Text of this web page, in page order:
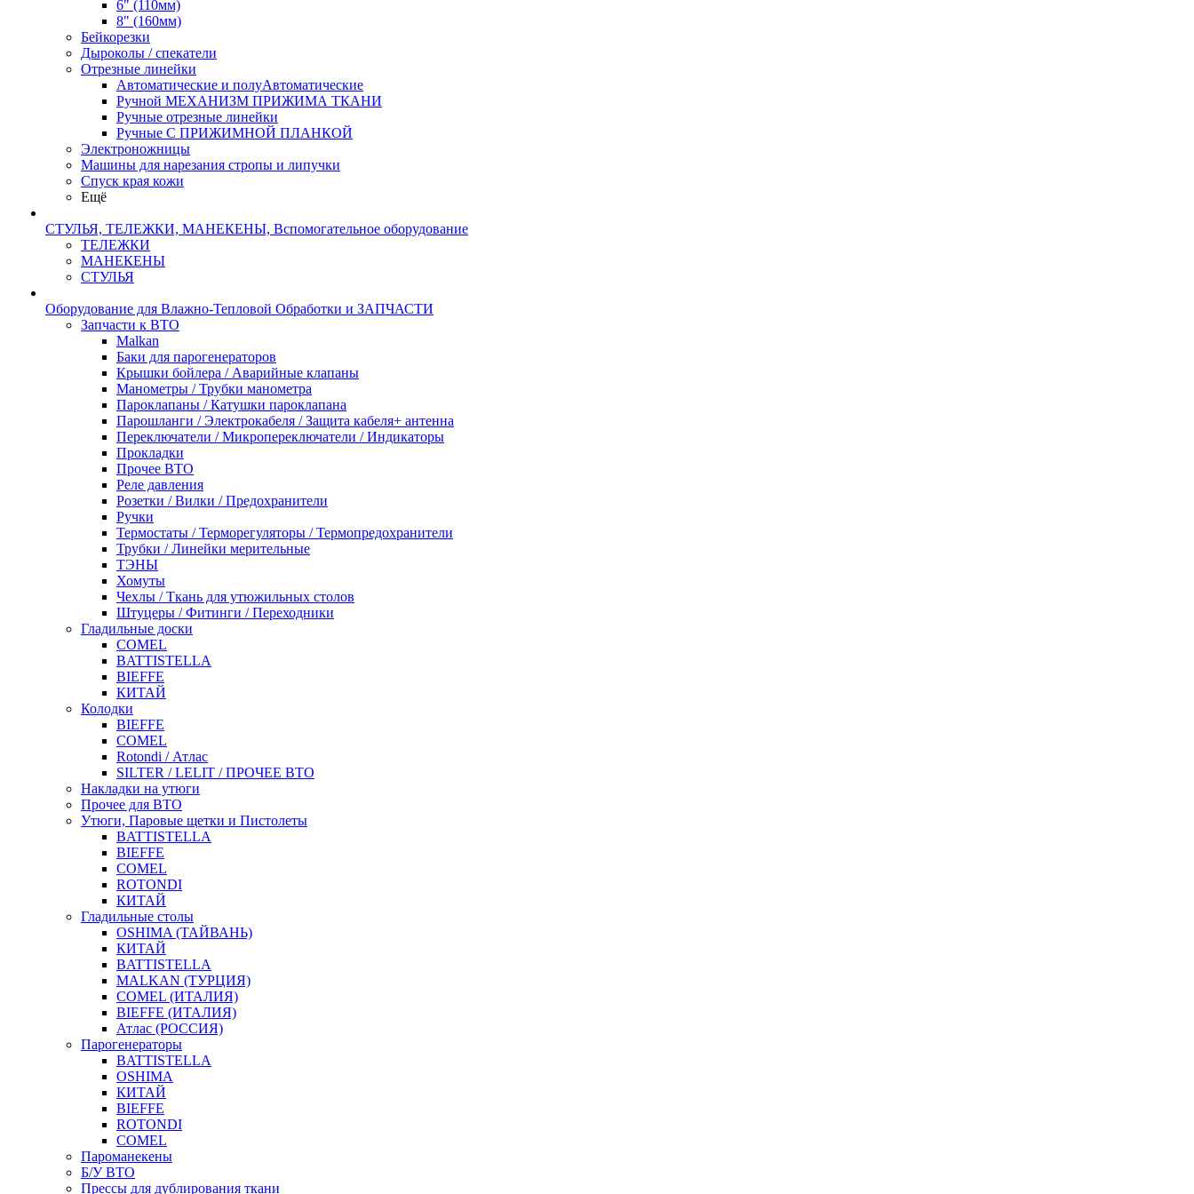
6" (110мм)
8" (160мм)
Бейкорезки
Дыроколы / спекатели
Отрезные линейки
Автоматические и полуАвтоматические
Ручной МЕХАНИЗМ ПРИЖИМА ТКАНИ
Ручные отрезные линейки
Ручные С ПРИЖИМНОЙ ПЛАНКОЙ
Электроножницы
Машины для нарезания стропы и липучки
Спуск края кожи
Ещё
СТУЛЬЯ, ТЕЛЕЖКИ, МАНЕКЕНЫ, Вспомогательное оборудование
ТЕЛЕЖКИ
МАНЕКЕНЫ
СТУЛЬЯ
Оборудование для Влажно-Тепловой Обработки и ЗАПЧАСТИ
Запчасти к ВТО
Malkan
Баки для парогенераторов
Крышки бойлера / Аварийные клапаны
Манометры / Трубки манометра
Пароклапаны / Катушки пароклапана
Парошланги / Электрокабеля / Защита кабеля+ антенна
Переключатели / Микропереключатели / Индикаторы
Прокладки
Прочее ВТО
Реле давления
Розетки / Вилки / Предохранители
Ручки
Термостаты / Терморегуляторы / Термопредохранители
Трубки / Линейки мерительные
ТЭНЫ
Хомуты
Чехлы / Ткань для утюжильных столов
Штуцеры / Фитинги / Переходники
Гладильные доски
COMEL
BATTISTELLA
BIEFFE
КИТАЙ
Колодки
BIEFFE
COMEL
Rotondi / Атлас
SILTER / LELIT / ПРОЧЕЕ ВТО
Накладки на утюги
Прочее для ВТО
Утюги, Паровые щетки и Пистолеты
BATTISTELLA
BIEFFE
COMEL
ROTONDI
КИТАЙ
Гладильные столы
OSHIMA (ТАЙВАНЬ)
КИТАЙ
BATTISTELLA
MALKAN (ТУРЦИЯ)
COMEL (ИТАЛИЯ)
BIEFFE (ИТАЛИЯ)
Атлас (РОССИЯ)
Парогенераторы
BATTISTELLA
OSHIMA
КИТАЙ
BIEFFE
ROTONDI
COMEL
Пароманекены
Б/У ВТО
Прессы для дублирования ткани